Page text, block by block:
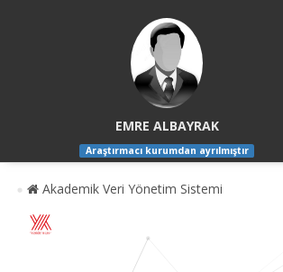
EMRE ALBAYRAK
Araştırmacı kurumdan ayrılmıştır
Akademik Veri Yönetim Sistemi